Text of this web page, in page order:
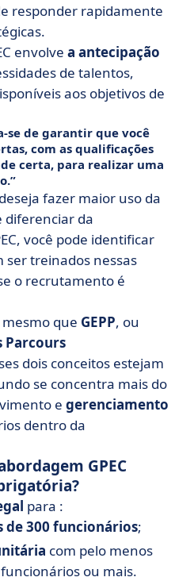
responder rapidamente
envolve a antecipação
de talentos,
aos objetivos de
se de garantir que você
com as qualificações
certa, para realizar uma
fazer maior uso da
diferenciar da
você pode identificar
ser treinados nessas
o recrutamento é
mesmo que GEPP, ou
Parcours
dois conceitos estejam
se concentra mais do
e gerenciamento
dentro da
GPEC
para :
de 300 funcionários;
com pelo menos
ou mais.